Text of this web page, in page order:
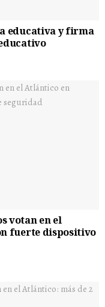
educativa y firma
votan en el
fuerte dispositivo